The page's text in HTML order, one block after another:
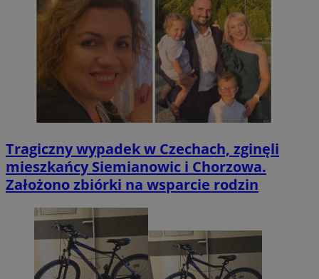
Tragiczny wypadek w Czechach, zginęli
mieszkańcy Siemianowic i Chorzowa.
Założono zbiórki na wsparcie rodzin